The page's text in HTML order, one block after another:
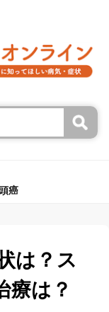
癌
は？ス
療は？